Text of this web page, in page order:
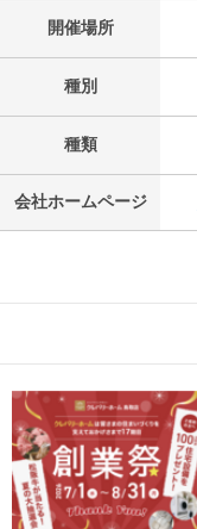
開催場所
種別
種類
会社ホームページ